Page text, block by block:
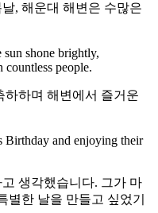
, 해운대 해변은 수많은
shone brightly,
people.
하하며 해변에서 즐거운
Birthday and enjoying their
생각했습니다. 그가 마
별한 날을 만들고 싶었기